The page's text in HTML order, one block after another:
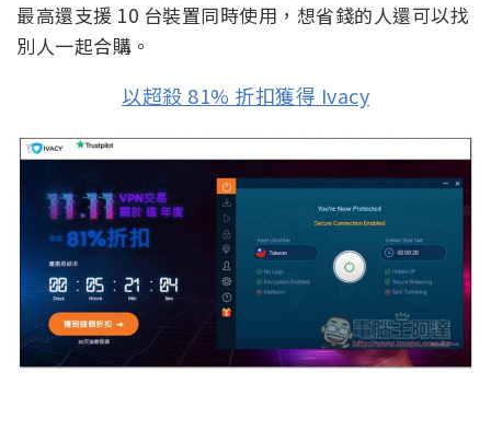
最高還支援 10 台裝置同時使用，想省錢的人還可以找
別人一起合購。
以超殺 81% 折扣獲得 Ivacy